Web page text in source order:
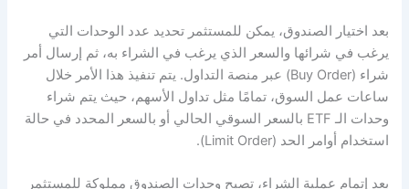
بعد اختيار الصندوق، يمكن للمستثمر تحديد عدد الوحدات التي
يرغب في شرائها والسعر الذي يرغب في الشراء به، ثم إرسال أمر
شراء (Buy Order) عبر منصة التداول. يتم تنفيذ هذا الأمر خلال
ساعات عمل السوق، تمامًا مثل تداول الأسهم، حيث يتم شراء
وحدات الـ ETF بالسعر السوقي الحالي أو بالسعر المحدد في حالة
استخدام أوامر الحد (Limit Order).
بعد إتمام عملية الشراء، تصبح وحدات الصندوق مملوكة للمستثمر